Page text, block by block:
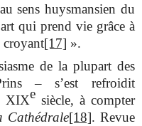
sens huysmansien du
qui prend vie grâce à
croyant[17] ».
de la plupart des
– s’est refroidit
XIXesiècle, à compter
Cathédrale[18]. Revue